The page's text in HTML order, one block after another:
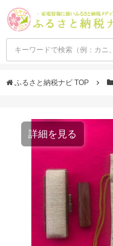
ふるさと納税ナビ TOP
詳細を見る